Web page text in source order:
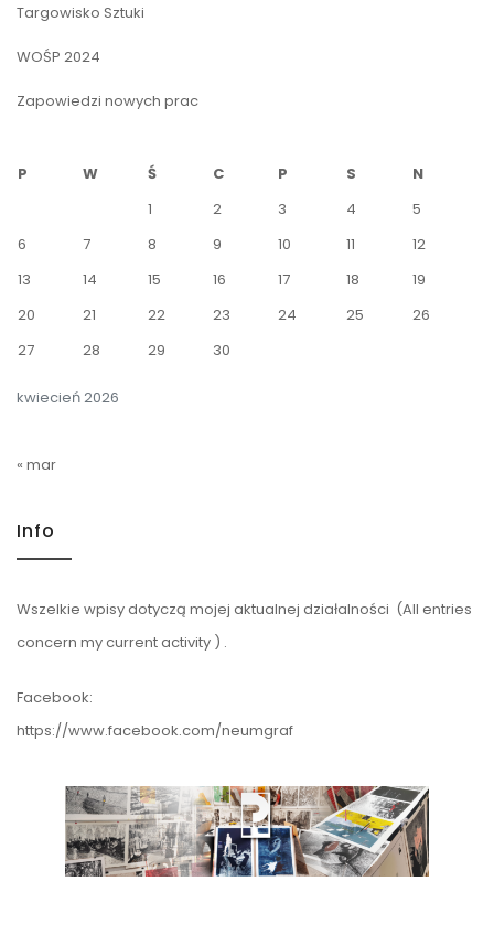
Targowisko Sztuki
WOŚP 2024
Zapowiedzi nowych prac
kwiecień 2026
P W Ś C P S
N
1
2 3 4
5
6
7 8 9 10 11
12
13
14 15 16 17 18
19
20
21 22 23 24 25
26
27
28 29 30
« mar
Info
Wszelkie wpisy dotyczą mojej aktualnej działalności (All entries
concern my current activity ) .
Facebook:
https://www.facebook.com/neumgraf